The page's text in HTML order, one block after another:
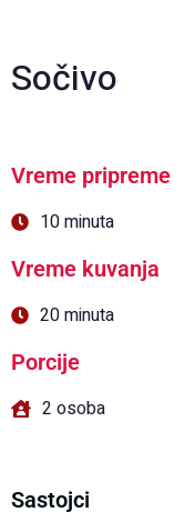
Sočivo
Vreme pripreme
10 minuta
Vreme kuvanja
20 minuta
Porcije
2 osoba
Sastojci